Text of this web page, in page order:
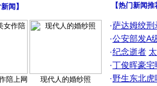
闻 】
陪上网 现代人的婚纱照
【热门新闻
·萨达姆绞刑
·公安部发A
·纪念逝者
·丁俊晖豪
·野生东北